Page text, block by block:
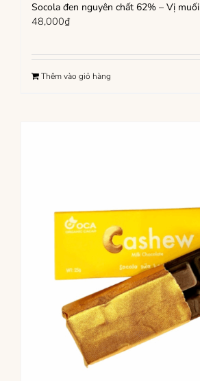
Socola đen nguyên chất 62% – Vị muối
48,000₫
Thêm vào giỏ hàng